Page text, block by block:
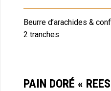
Beurre d’arachides &
2 tranches
PAIN DORÉ «